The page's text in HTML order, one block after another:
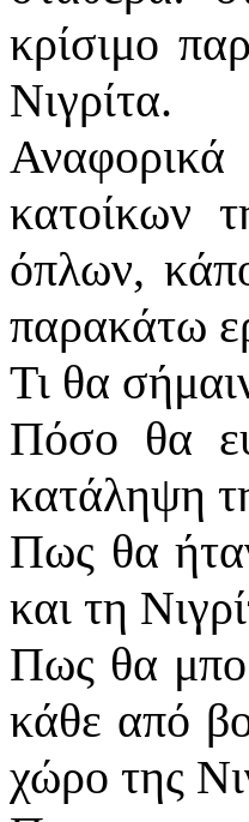
κρίσιμο
Νιγρίτα.
κατοίκων
όπλων,
παρακάτω
Τι θα
Πόσο θα
κατάληψη
Πως θα
και τη
Πως θα
κάθε από
χώρο της